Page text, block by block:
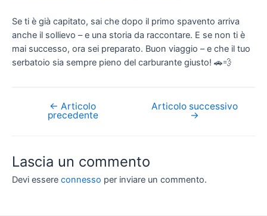
Se ti è già capitato, sai che dopo il primo spavento arriva
anche il sollievo – e una storia da raccontare. E se non ti è
mai successo, ora sei preparato. Buon viaggio – e che il tuo
serbatoio sia sempre pieno del carburante giusto! 🚗💨
Navigazione
← Articolo
precedente
Articolo successivo
→
Lascia un commento
Devi essere connesso per inviare un commento.